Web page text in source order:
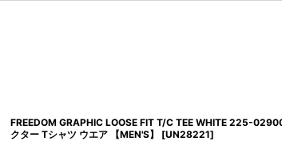
FREEDOM GRAPHIC LOOSE FIT T/C TEE WHITE 225-
クター Tシャツ ウエア 【MEN'S】
[UN28221]